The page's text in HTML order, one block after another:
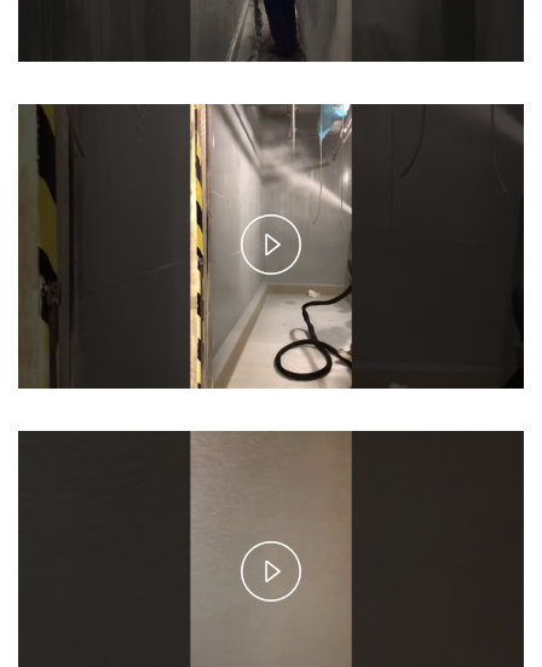
Play
Video
Play